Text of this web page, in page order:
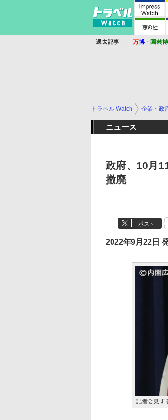
過去記事 万博 ・ 園芸博
トラベル Watch 企業・政
ニュース
政府、10月
撤廃
ポスト
2022年9月22日
記者会見す